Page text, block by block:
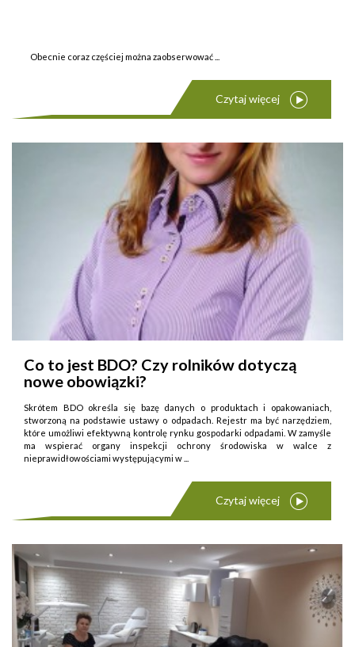
Obecnie coraz częściej można zaobserwować ...
Czytaj więcej
Co to jest BDO? Czy rolników dotyczą
nowe obowiązki?
Skrótem BDO określa się bazę danych o produktach i opakowaniach,
stworzoną na podstawie ustawy o odpadach. Rejestr ma być narzędziem,
które umożliwi efektywną kontrolę rynku gospodarki odpadami. W zamyśle
ma wspierać organy inspekcji ochrony środowiska w walce z
nieprawidłowościami występującymi w ...
Czytaj więcej